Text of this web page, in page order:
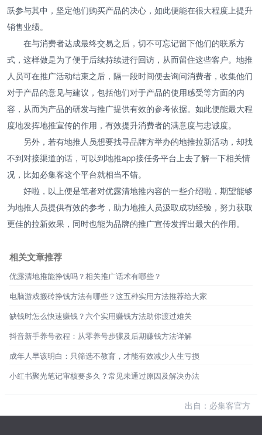
跃参与其中，坚定他们购买产品的决心，如此便能在很大程度上提升
销售业绩。
在与消费者达成最终交易之后，切不可忘记留下他们的联系方
式，这样做是为了便于后续持续进行回访，从而留住这些客户。地推
人员可在推广活动结束之后，隔一段时间便去询问消费者，收集他们
对于产品的意见与建议，包括他们对于产品的使用感受等方面的内
容，从而为产品的研发与推广提供有效的参考依据。如此便能最大程
度地发挥地推宣传的作用，有效提升消费者的满意度与忠诚度。
另外，若有地推人员想要找寻品牌方举办的地推拉新活动，却找
不到对接渠道的话，可以到地推app接任务平台上去了解一下相关情
况，比如必集客这个平台就相当不错。
好啦，以上便是笔者对优露清地推内容的一些介绍啦，期望能够
为地推人员提供有效的参考，助力地推人员汲取成功经验，努力获取
更佳的拉新效果，同时也能为品牌的推广宣传发挥出最大的作用。
相关文章推荐
优露清地推能挣钱吗？相关推广话术有哪些？
电脑游戏搬砖挣钱方法有哪些？这五种实用方法推荐给大家
缺钱时怎么快速赚钱？六个实用赚钱方法助你渡过难关
抖音新手养号教程：从零养号步骤及后期赚钱方法详解
成年人早该明白：只筛选不教育，才能有效减少人生亏损
小红书聚光笔记审核要多久？常见未通过原因及解决办法
出自：必集客官方